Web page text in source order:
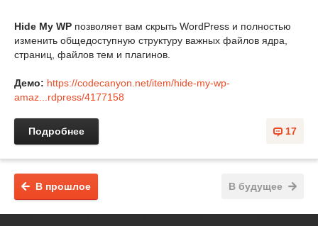
Hide My WP позволяет вам скрыть WordPress и полностью
изменить общедоступную структуру важных файлов ядра,
страниц, файлов тем и плагинов.
Демо: https://codecanyon.net/item/hide-my-wp-
amaz...rdpress/4177158
17
Подробнее
В будущее
В прошлое